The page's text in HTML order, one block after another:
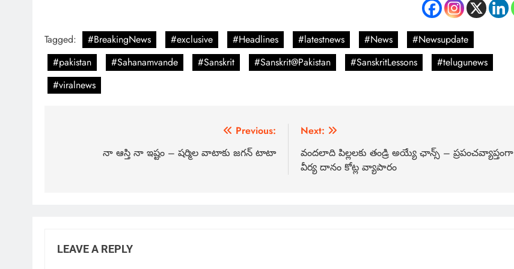
Tagged: #BreakingNews #exclusive #Headlines #latestnews #News
#Newsupdate
#pakistan
#Sahanamvande #Sanskrit #Sanskrit@Pakistan #SanskritLessons
#telugunews
#viralnews
Previous:
నా ఆస్తి నా ఇష్టం – షర్మిల వాటాకు జగన్ టాటా
Next:
వందలాది పిల్లలకు తండ్రి అయ్యే ఛాన్స్ – ప్రపంచవ్యాప్తంగా
వీర్య దానం కోట్ల వ్యాపారం
LEAVE A REPLY